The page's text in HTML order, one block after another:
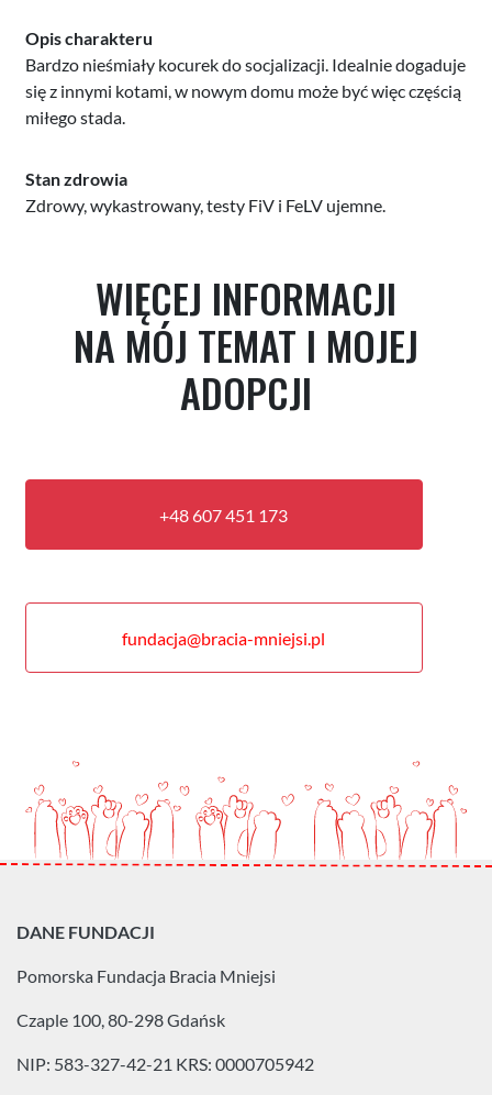
Opis charakteru
Bardzo nieśmiały kocurek do socjalizacji. Idealnie dogaduje
się z innymi kotami, w nowym domu może być więc częścią
miłego stada.
Stan zdrowia
Zdrowy, wykastrowany, testy FiV i FeLV ujemne.
WIĘCEJ INFORMACJI
NA MÓJ TEMAT I MOJEJ
ADOPCJI
+48 607 451 173
fundacja@bracia-mniejsi.pl
DANE FUNDACJI
Pomorska Fundacja Bracia Mniejsi
Czaple 100, 80-298 Gdańsk
NIP: 583-327-42-21 KRS: 0000705942